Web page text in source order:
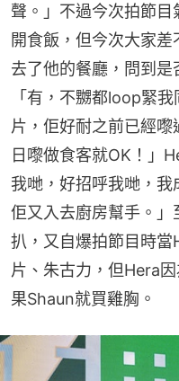
聲。」不過今次拍節
開食飯，但今次大家
去了他的餐廳，問到是
「有，不嬲都loop緊
片，佢好耐之前已經
日嚟做食客就OK！」
我哋，好招呼我哋，
佢又入去廚房幫手。
扒，又自爆拍節目時
片、朱古力，但Hera
果Shaun就買雞胸。